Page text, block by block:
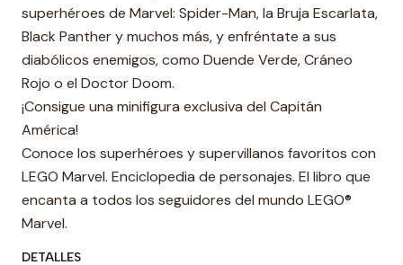
superhéroes de Marvel: Spider-Man, la Bruja Escarlata,
Black Panther y muchos más, y enfréntate a sus
diabólicos enemigos, como Duende Verde, Cráneo
Rojo o el Doctor Doom.
¡Consigue una minifigura exclusiva del Capitán
América!
Conoce los superhéroes y supervillanos favoritos con
LEGO Marvel. Enciclopedia de personajes. El libro que
encanta a todos los seguidores del mundo LEGO®
Marvel.
DETALLES